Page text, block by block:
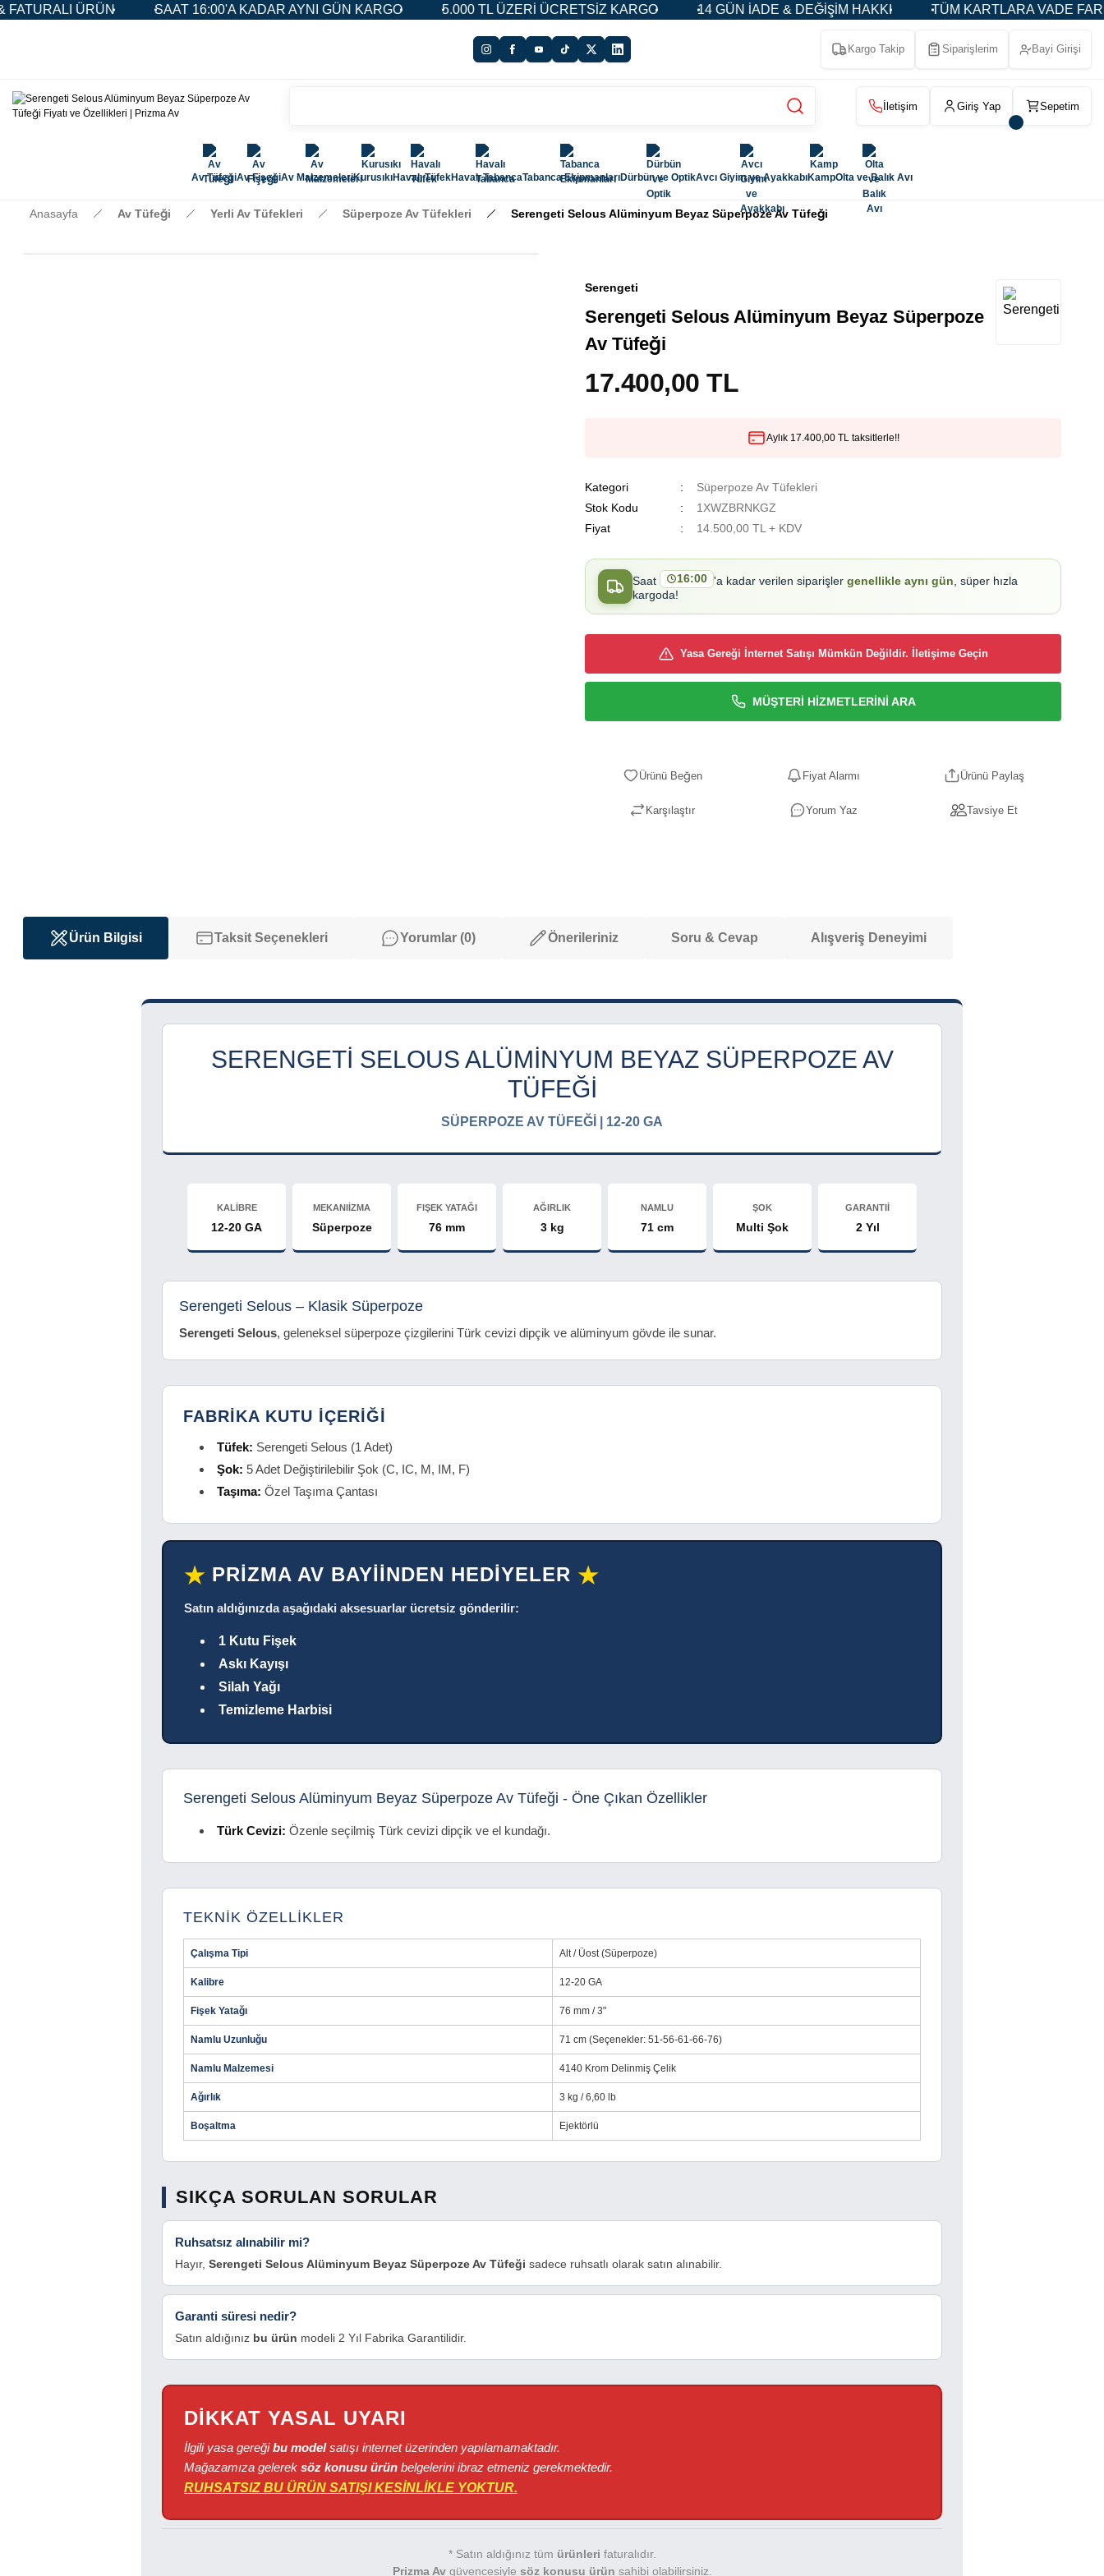
SAAT 16:00'A KADAR AYNI GÜN KARGO 5.000 TL ÜZERİ ÜCRETSİZ KARGO 14 GÜN İADE & DEĞİŞİM HAKKI TÜM KARTLARA VADE FARKSIZ 3-5-9
Kargo Takip Siparişlerim Bayi Girişi
İletişim Giriş Yap Sepetim
Av TüfeğiAv FişeğiAv MalzemeleriKurusıkıHavalı TüfekHavalı TabancaTabanca EkipmanlarıDürbün ve OptikAvcı Giyim ve AyakkabıKampOlta ve Balık Avı
Anasayfa Av Tüfeği Yerli Av Tüfekleri Süperpoze Av Tüfekleri Serengeti Selous Alüminyum Beyaz Süperpoze Av Tüfeği
Serengeti
Serengeti Selous Alüminyum Beyaz Süperpoze
Av Tüfeği
17.400,00 TL
Aylık 17.400,00 TL taksitlerle!!
Kategori
Süperpoze Av Tüfekleri
Stok Kodu
1XWZBRNKGZ
Fiyat
14.500,00 TL + KDV
Saat 16:00 'a kadar verilen siparişler genellikle aynı gün , süper hızla
kargoda!
Yasa Gereği İnternet Satışı Mümkün Değildir. İletişime Geçin
MÜŞTERİ HİZMETLERİNİ ARA
Fiyat Alarmı Ürünü Paylaş
Karşılaştır Yorum Yaz Tavsiye Et
Ürün Bilgisi Taksit Seçenekleri Yorumlar (0) Önerileriniz Soru & Cevap Alışveriş Deneyimi
SERENGETI SELOUS ALÜMINYUM BEYAZ SÜPERPOZE AV
TÜFEĞI
SÜPERPOZE AV TÜFEĞİ | 12-20 GA
KALİBRE
12-20 GA
MEKANIİZMA
Süperpoze
FIŞEK YATAĞI
76 mm
AĞIRLIK
3 kg
NAMLU
71 cm
ŞOK
Multi Şok
GARANTIİ
2 Yıl
Serengeti Selous – Klasik Süperpoze
Serengeti Selous, geleneksel süperpoze çizgilerini Türk cevizi dipçik ve alüminyum gövde ile sunar.
FABRİKA KUTU İÇERİĞİ
Tüfek: Serengeti Selous (1 Adet)
Şok: 5 Adet Değiştirilebilir Şok (C, IC, M, IM, F)
Taşıma: Özel Taşıma Çantası
★ PRİZMA AV BAYİİNDEN HEDİYELER ★
Satın aldığınızda aşağıdaki aksesuarlar ücretsiz gönderilir:
1 Kutu Fişek
Askı Kayışı
Silah Yağı
Temizleme Harbisi
Serengeti Selous Alüminyum Beyaz Süperpoze Av Tüfeği - Öne Çıkan Özellikler
Türk Cevizi: Özenle seçilmiş Türk cevizi dipçik ve el kundağı.
TEKNİK ÖZELLİKLER
Çalışma Tipi Alt / Üost (Süperpoze)
Kalibre 12-20 GA
Fişek Yatağı 76 mm / 3"
Namlu Uzunluğu 71 cm (Seçenekler: 51-56-61-66-76)
Namlu Malzemesi 4140 Krom Delinmiş Çelik
Ağırlık 3 kg / 6,60 lb
Boşaltma Ejektörlü
SIKÇA SORULAN SORULAR
Ruhsatsız alınabilir mi?
Hayır, Serengeti Selous Alüminyum Beyaz Süperpoze Av Tüfeği sadece ruhsatlı olarak satın alınabilir.
Garanti süresi nedir?
Satın aldığınız bu ürün modeli 2 Yıl Fabrika Garantilidir.
DİKKAT YASAL UYARI
İlgili yasa gereğibu modelsatışı internet üzerinden yapılamamaktadır.
Mağazamıza gelerek söz konusu ürün belgelerini ibraz etmeniz gerekmektedir.
RUHSATSIZ BU ÜRÜN SATIŞI KESİNLİKLE YOKTUR.
* Satın aldığınız tüm ürünleri faturalıdır.
Prizma Avgüvencesiyle söz konusu ürün sahibi olabilirsiniz.